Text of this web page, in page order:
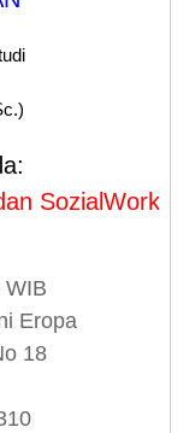
WIB
Eropa
18